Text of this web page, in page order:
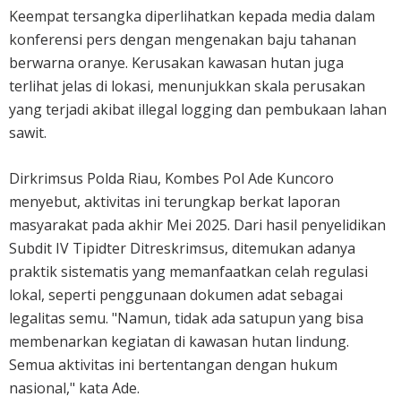
Keempat tersangka diperlihatkan kepada media dalam
konferensi pers dengan mengenakan baju tahanan
berwarna oranye. Kerusakan kawasan hutan juga
terlihat jelas di lokasi, menunjukkan skala perusakan
yang terjadi akibat illegal logging dan pembukaan lahan
sawit.
Dirkrimsus Polda Riau, Kombes Pol Ade Kuncoro
menyebut, aktivitas ini terungkap berkat laporan
masyarakat pada akhir Mei 2025. Dari hasil penyelidikan
Subdit IV Tipidter Ditreskrimsus, ditemukan adanya
praktik sistematis yang memanfaatkan celah regulasi
lokal, seperti penggunaan dokumen adat sebagai
legalitas semu. "Namun, tidak ada satupun yang bisa
membenarkan kegiatan di kawasan hutan lindung.
Semua aktivitas ini bertentangan dengan hukum
nasional," kata Ade.